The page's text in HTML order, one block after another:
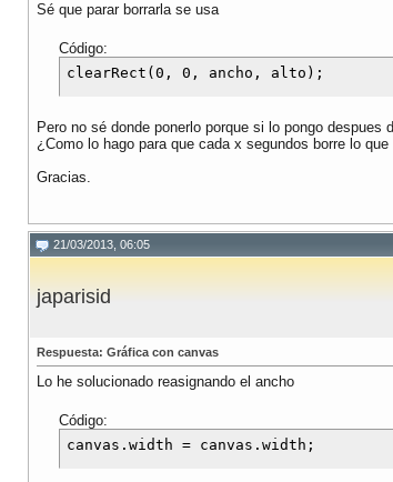
Sé que parar borrarla se usa
Código:
Pero no sé donde ponerlo porque si lo pongo
¿Como lo hago para que cada x segundos borre lo
Gracias.
21/03/2013, 06:05
japarisid
Respuesta: Gráfica con canvas
Lo he solucionado reasignando el ancho
Código: